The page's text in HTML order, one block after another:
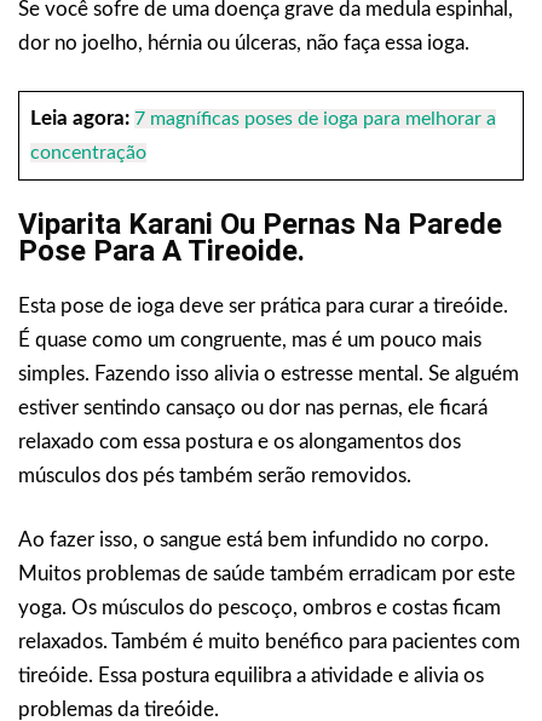
Se você sofre de uma doença grave da medula espinhal,
dor no joelho, hérnia ou úlceras, não faça essa ioga.
Leia agora: 7 magníficas poses de ioga para melhorar a
concentração
Viparita Karani Ou Pernas Na Parede
Pose Para A Tireoide.
Esta pose de ioga deve ser prática para curar a tireóide.
É quase como um congruente, mas é um pouco mais
simples. Fazendo isso alivia o estresse mental. Se alguém
estiver sentindo cansaço ou dor nas pernas, ele ficará
relaxado com essa postura e os alongamentos dos
músculos dos pés também serão removidos.
Ao fazer isso, o sangue está bem infundido no corpo.
Muitos problemas de saúde também erradicam por este
yoga. Os músculos do pescoço, ombros e costas ficam
relaxados. Também é muito benéfico para pacientes com
tireóide. Essa postura equilibra a atividade e alivia os
problemas da tireóide.